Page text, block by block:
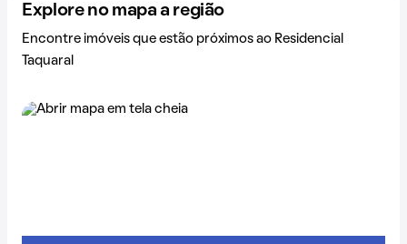
Explore no mapa a região
Encontre imóveis que estão próximos ao Residencial
Taquaral